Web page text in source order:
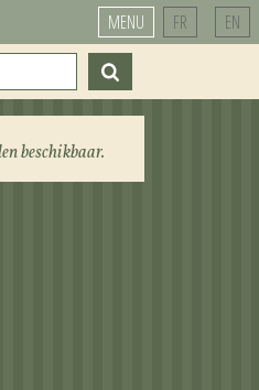
EN
FR
MENU
beschikbaar.